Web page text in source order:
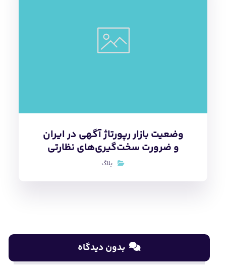
وضعیت بازار رپورتاژ آگهی در ایران
و ضرورت سخت‌گیری‌های نظارتی
بلاگ
بدون دیدگاه